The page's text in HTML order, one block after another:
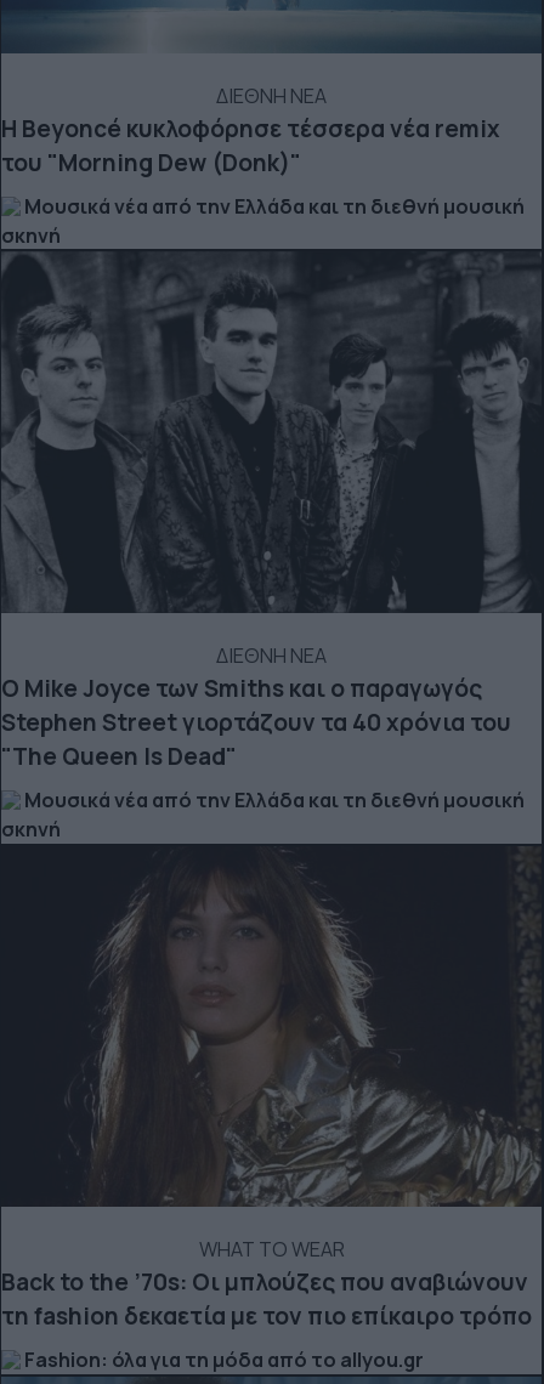
ΔΙΕΘΝΗ ΝΕΑ
Η Beyoncé κυκλοφόρησε τέσσερα νέα remix
του "Morning Dew (Donk)"
Μουσικά νέα από την Ελλάδα και τη διεθνή μουσική
σκηνή
ΔΙΕΘΝΗ ΝΕΑ
Ο Mike Joyce των Smiths και o παραγωγός
Stephen Street γιορτάζουν τα 40 χρόνια του
"The Queen Is Dead"
Μουσικά νέα από την Ελλάδα και τη διεθνή μουσική
σκηνή
WHAT TO WEAR
Back to the ’70s: Οι μπλούζες που αναβιώνουν
τη fashion δεκαετία με τον πιο επίκαιρο τρόπο
Fashion: όλα για τη μόδα από το allyou.gr